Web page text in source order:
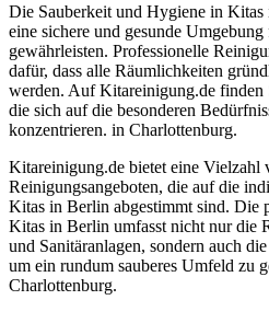
Die Sauberkeit und Hygiene in
eine sichere und gesunde
gewährleisten. Professionelle
dafür, dass alle Räumlichkeiten
werden. Auf Kitareinigung.de finden
die sich auf die besonderen
konzentrieren. in Charlottenburg.
Kitareinigung.de bietet eine Vielzahl
Reinigungsangeboten, die auf die
Kitas in Berlin abgestimmt sind. Die
Kitas in Berlin umfasst nicht nur die
und Sanitäranlagen, sondern auch
um ein rundum sauberes Umfeld zu
Charlottenburg.